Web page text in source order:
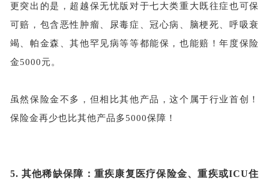
更突出的是，超越保无忧版对于七大类重大既往症也可保
可赔，包含恶性肿瘤、尿毒症、冠心病、脑梗死、呼吸衰
竭、帕金森、其他罕见病等等都能保，也能赔！年度保险
金5000元。
虽然保险金不多，但相比其他产品，这个属于行业首创！
保险金再少也比其他产品多5000保障！
5. 其他稀缺保障：重疾康复医疗保险金、重疾或ICU住